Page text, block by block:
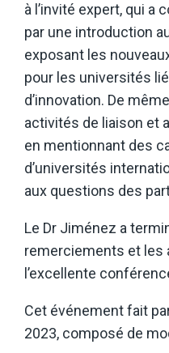
à l’invité expert, qui a
par une introduction
exposant les
pour les universités
d’innovation. De
activités de liaison et
en mentionnant des
d’universités
aux questions des
Le Dr Jiménez a
remerciements et les
l’excellente
Cet événement fait
2023, composé de